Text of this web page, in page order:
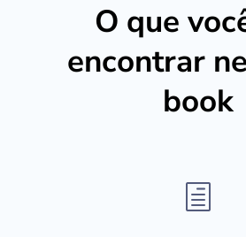
O que
encontrar
book
h